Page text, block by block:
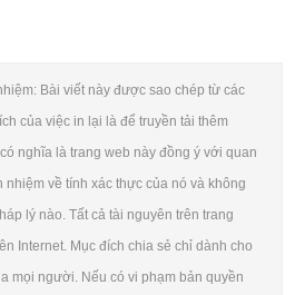
Bài viết này được sao chép từ các
của việc in lại là để truyền tải thêm
nghĩa là trang web này đồng ý với quan
nhiệm về tính xác thực của nó và không
lý nào. Tất cả tài nguyên trên trang
Internet. Mục đích chia sẻ chỉ dành cho
mọi người. Nếu có vi phạm bản quyền